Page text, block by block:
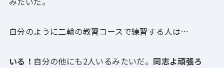
自分のように二輪の教習コースで練習する人は…
いる！ 自分の他にも2人いるみたいだ。 同志よ頑張ろ